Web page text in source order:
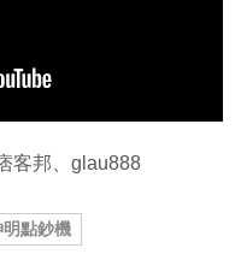
客邦、glau888
明點鈔機